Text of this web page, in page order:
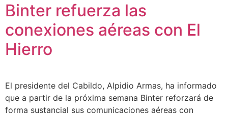
Binter refuerza las
conexiones aéreas con El
Hierro
El presidente del Cabildo, Alpidio Armas, ha informado
que a partir de la próxima semana Binter reforzará de
forma sustancial sus comunicaciones aéreas con